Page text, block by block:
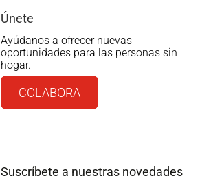
Únete
Ayúdanos a ofrecer nuevas
oportunidades para las personas sin
hogar.
COLABORA
Suscríbete a nuestras novedades